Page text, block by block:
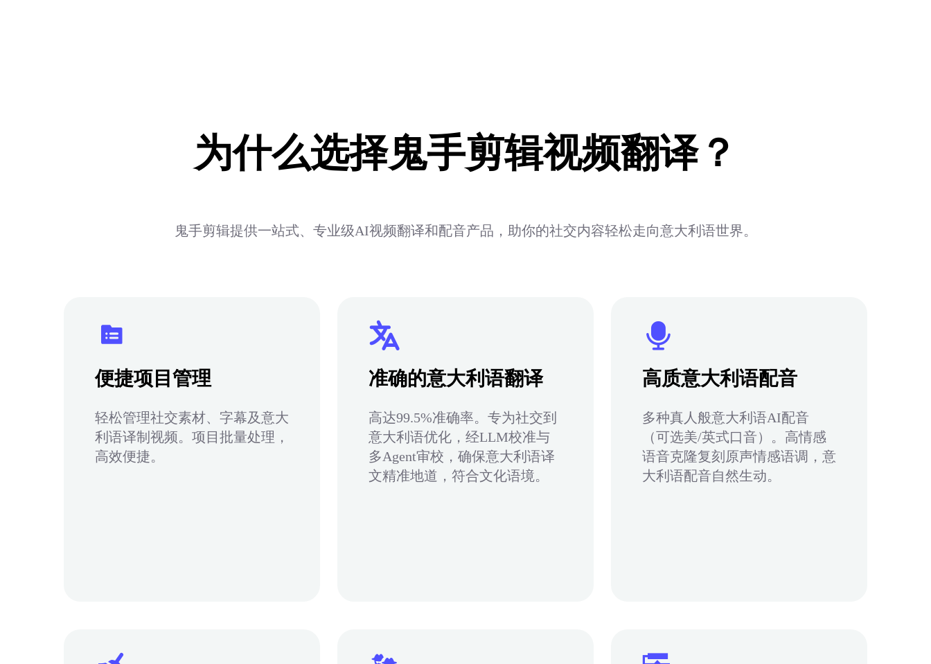
为什么选择鬼手剪辑视频翻译？
鬼手剪辑提供一站式、专业级AI视频翻译和配音产品，助你的社交内容轻松走向意大利语世界。
便捷项目管理
轻松管理社交素材、字幕及意大
利语译制视频。项目批量处理，
高效便捷。
准确的意大利语翻译
高达99.5%准确率。专为社交到
意大利语优化，经LLM校准与
多Agent审校，确保意大利语译
文精准地道，符合文化语境。
高质意大利语配音
多种真人般意大利语AI配音
（可选美/英式口音）。高情感
语音克隆复刻原声情感语调，意
大利语配音自然生动。